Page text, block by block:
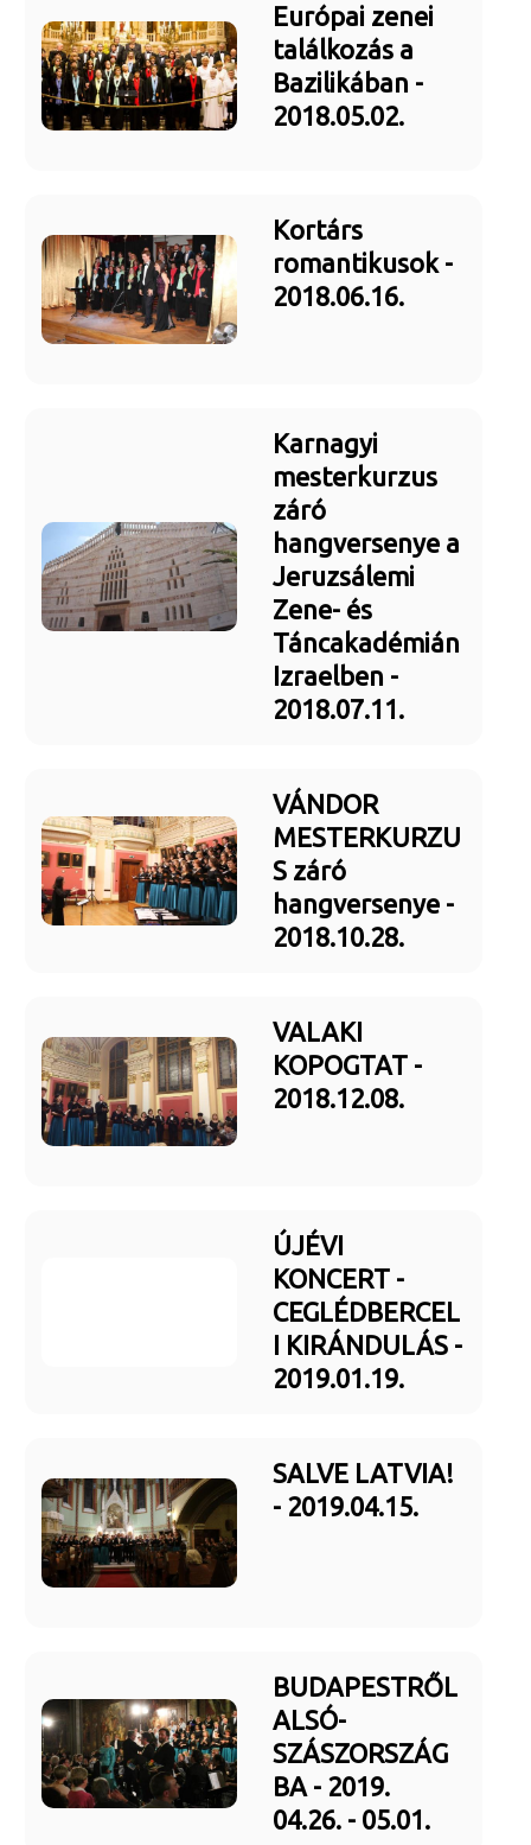
Európai zenei
találkozás a
Bazilikában -
2018.05.02.
Kortárs
romantikusok -
2018.06.16.
Karnagyi
mesterkurzus
záró
hangversenye a
Jeruzsálemi
Zene- és
Táncakadémián
Izraelben -
2018.07.11.
VÁNDOR
MESTERKURZU
S záró
hangversenye -
2018.10.28.
VALAKI
KOPOGTAT -
2018.12.08.
ÚJÉVI
KONCERT -
CEGLÉDBERCEL
I KIRÁNDULÁS -
2019.01.19.
SALVE LATVIA!
- 2019.04.15.
BUDAPESTRŐL
ALSÓ-
SZÁSZORSZÁG
BA - 2019.
04.26. - 05.01.